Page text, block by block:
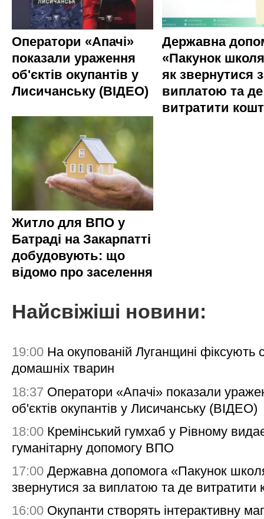
Оператори «Апачі»
показали ураження
об'єктів окупантів у
Лисичанську (ВІДЕО)
Державна
«Пакунок
як звернутися
виплатою та де
витратити
Житло для ВПО у
Батраді на Закарпатті
добудовують: що
відомо про заселення
Найсвіжіші новини:
19:00 На окупованій Луганщині фіксують
домашніх тварин
18:37 Оператори «Апачі» показали
об'єктів окупантів у Лисичанську (ВІДЕО)
18:00 Кремінський гумхаб у Рівному
гуманітарну допомогу ВПО
17:00 Державна допомога «Пакунок
звернутися за виплатою та де витратити
16:00 Окупанти створять інтерактивну